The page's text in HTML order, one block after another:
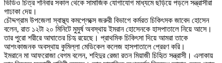
ভিডিও চিত্র শনিবার সকাল থেকে সামাজিক যোগাযোগ মাধ্যমে ছড়িয়ে পড়লে সন্ত্রাসীরা
গাঢাকা দেয়।
চৌদ্দগ্রাম উপজেলা স্বাস্থ্য কমপ্লেক্সে জরুরী বিভাগে কর্মরত চিকিৎসক জাবেদ হোসেন
বলেন, রাত ১২টা ২০ মিনিটে মুমুর্ষ অবস্থায় ইমরান হোসেনকে হাসপাতালে নিয়ে আসে।
তার পুরো শরীরে আঘাতের চিহৃ রয়েছে। প্রাথমিক চিকিৎসা দিয়ে আমরা তাকে
আশংকাজনক অবস্থায় কুমিল্লা মেডিকেল কলেজ হাসপাতালে প্রেরণ করি।
ইমরানে মা আফরোজা বেগম বলেন, শহিদুর রেজা রতন মিয়াজী চিহিৃত সন্ত্রাসী। এলাকায়